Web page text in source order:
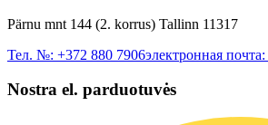
Pärnu mnt 144 (2. korrus) Tallinn 11317
Тел. №: +372 880 7906электронная почта:
Nostra el. parduotuvės